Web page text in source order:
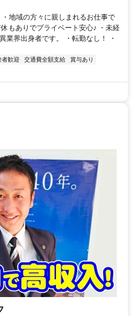
地域の方々に親しまれるお仕事で
もありでプライベート安心♪ ・未経
業界出身者です。 ・転勤なし！ ・
者歓迎 交通費全額支給
賞与あり